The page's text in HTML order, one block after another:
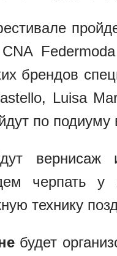
брендов
Luisa
по
вернисаж
черпать у
технику
будет